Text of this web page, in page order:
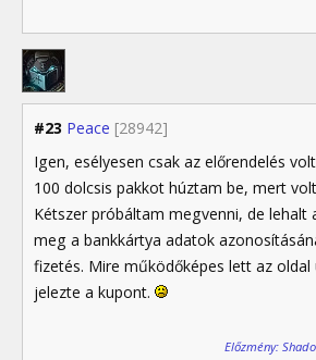
#23 Peace [28942]
Igen, esélyesen csak az előrendelés
100 dolcsis pakkot húztam be, mert
Kétszer próbáltam megvenni, de lehalt
meg a bankkártya adatok
fizetés. Mire működőképes lett az
jelezte a kupont.
Előzmény: